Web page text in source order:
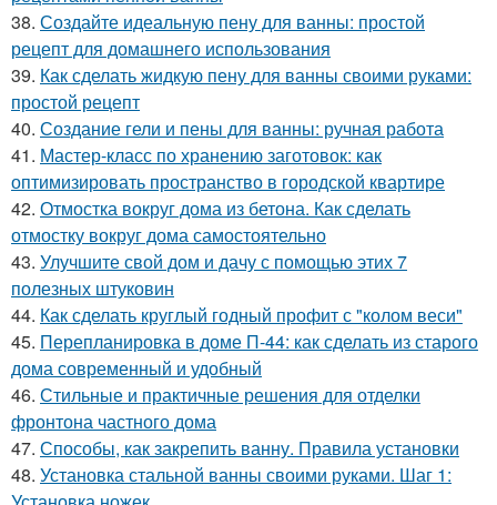
38. Создайте идеальную пену для ванны: простой
рецепт для домашнего использования
39. Как сделать жидкую пену для ванны своими руками:
простой рецепт
40. Создание гели и пены для ванны: ручная работа
41. Мастер-класс по хранению заготовок: как
оптимизировать пространство в городской квартире
42. Отмостка вокруг дома из бетона. Как сделать
отмостку вокруг дома самостоятельно
43. Улучшите свой дом и дачу с помощью этих 7
полезных штуковин
44. Как сделать круглый годный профит с "колом веси"
45. Перепланировка в доме П-44: как сделать из старого
дома современный и удобный
46. Стильные и практичные решения для отделки
фронтона частного дома
47. Способы, как закрепить ванну. Правила установки
48. Установка стальной ванны своими руками. Шаг 1: